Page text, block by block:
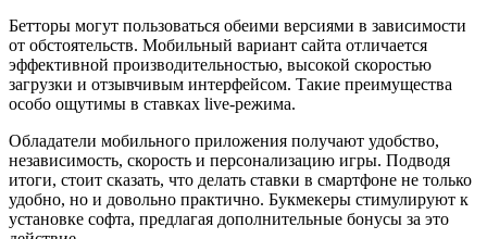
Бетторы могут пользоваться обеими версиями в зависимости
от обстоятельств. Мобильный вариант сайта отличается
эффективной производительностью, высокой скоростью
загрузки и отзывчивым интерфейсом. Такие преимущества
особо ощутимы в ставках live-режима.
Обладатели мобильного приложения получают удобство,
независимость, скорость и персонализацию игры. Подводя
итоги, стоит сказать, что делать ставки в смартфоне не только
удобно, но и довольно практично. Букмекеры стимулируют к
установке софта, предлагая дополнительные бонусы за это